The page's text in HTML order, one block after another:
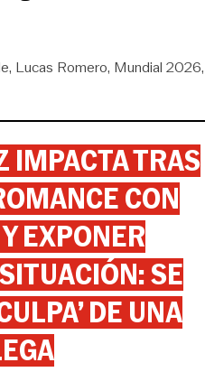
Lucas Romero Mundial 2026
IMPACTA TRAS
CON
EXPONER
SE
DE UNA